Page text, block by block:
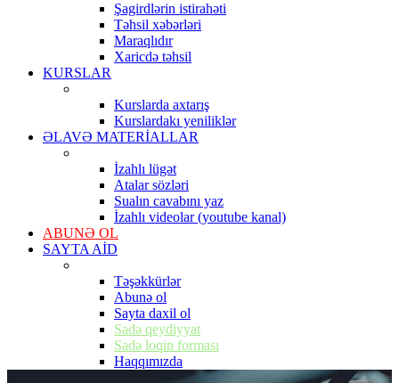
Şagirdlərin istirahəti
Təhsil xəbərləri
Maraqlıdır
Xaricdə təhsil
KURSLAR
Kurslarda axtarış
Kurslardakı yeniliklər
ƏLAVƏ MATERİALLAR
İzahlı lügət
Atalar sözləri
Sualın cavabını yaz
İzahlı videolar (youtube kanal)
ABUNƏ OL
SAYTA AİD
Təşəkkürlər
Abunə ol
Sayta daxil ol
Sadə qeydiyyat
Sadə loqin forması
Haqqımızda